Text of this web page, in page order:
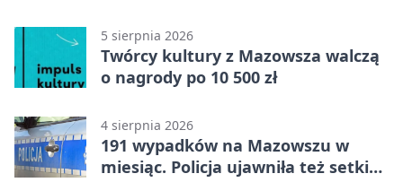
5 sierpnia 2026
Twórcy kultury z Mazowsza walczą
o nagrody po 10 500 zł
4 sierpnia 2026
191 wypadków na Mazowszu w
miesiąc. Policja ujawniła też setki